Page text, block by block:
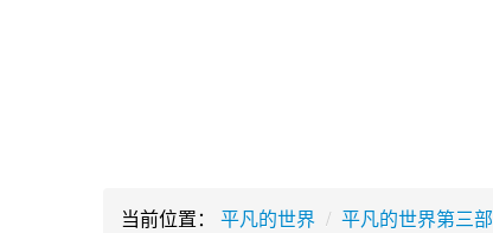
当前位置： 平凡的世界 / 平凡的世界第三部